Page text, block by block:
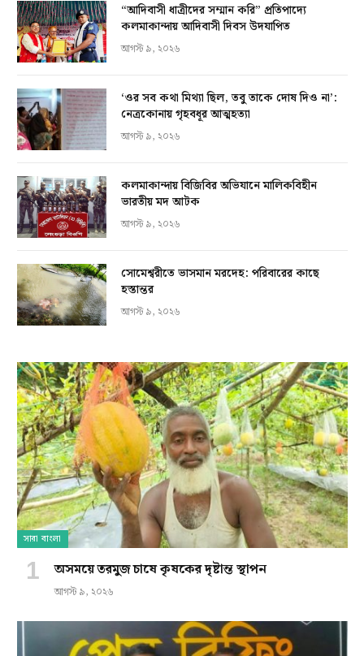
“আদিবাসী ধাত্রীদের সম্মান করি” প্রতিপাদ্যে
কলমাকান্দায় আদিবাসী দিবস উদযাপিত
আগস্ট ৯, ২০২৬
‘ওর সব কথা মিথ্যা ছিল, তবু তাকে দোষ দিও না’:
নেত্রকোনায় গৃহবধূর আত্মহত্যা
আগস্ট ৯, ২০২৬
কলমাকান্দায় বিজিবির অভিযানে মালিকবিহীন
ভারতীয় মদ আটক
আগস্ট ৯, ২০২৬
সোমেশ্বরীতে ভাসমান মরদেহ: পরিবারের কাছে
হস্তান্তর
আগস্ট ৯, ২০২৬
সারা বাংলা
অসময়ে তরমুজ চাষে কৃষকের দৃষ্টান্ত স্থাপন
আগস্ট ৯, ২০২৬